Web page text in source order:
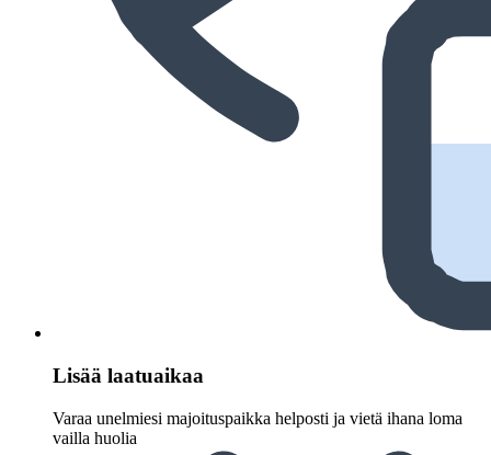
Lisää laatuaikaa
Varaa unelmiesi majoituspaikka helposti ja vietä ihana loma
vailla huolia